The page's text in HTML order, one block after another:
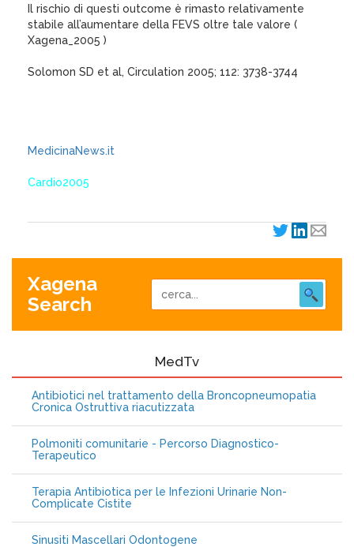
Il rischio di questi outcome è rimasto relativamente
stabile all’aumentare della FEVS oltre tale valore (
Xagena_2005 )
Solomon SD et al, Circulation 2005; 112: 3738-3744
MedicinaNews.it
Cardio2005
Xagena
Search
MedTv
Antibiotici nel trattamento della Broncopneumopatia
Cronica Ostruttiva riacutizzata
Polmoniti comunitarie - Percorso Diagnostico-
Terapeutico
Terapia Antibiotica per le Infezioni Urinarie Non-
Complicate Cistite
Sinusiti Mascellari Odontogene